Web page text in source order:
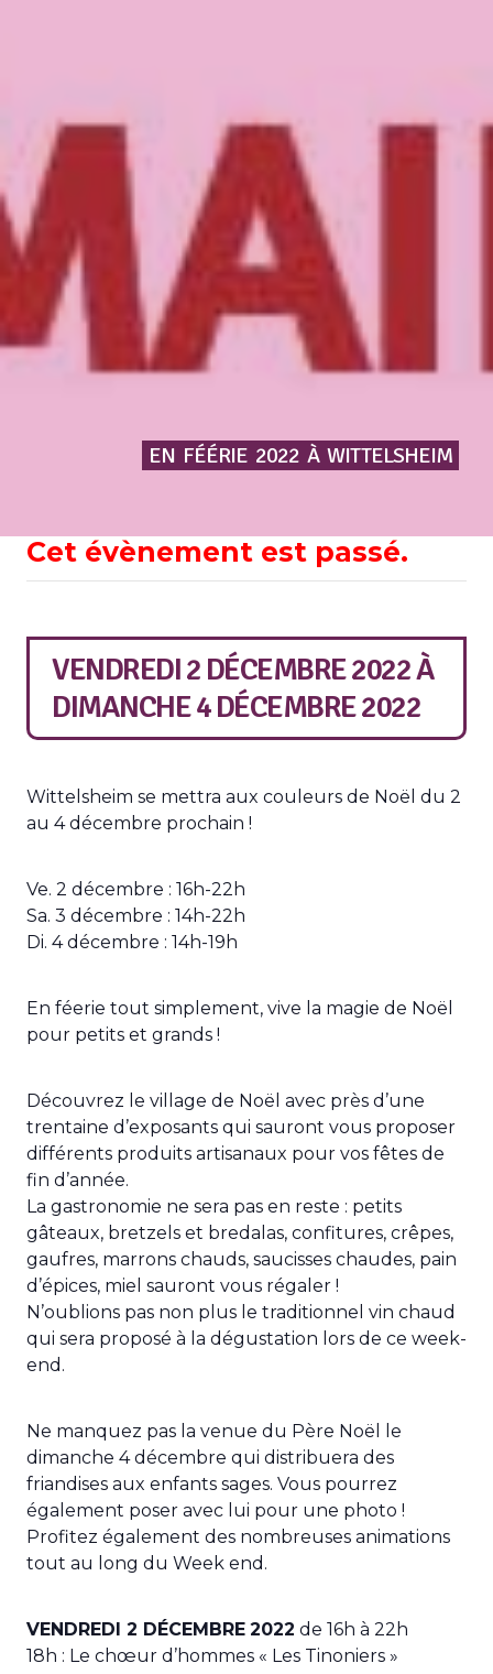
EN FÉÉRIE 2022 À WITTELSHEIM
Cet évènement est passé.
VENDREDI 2 DÉCEMBRE 2022À
DIMANCHE 4 DÉCEMBRE 2022
Wittelsheim se mettra aux couleurs de Noël du 2
au 4 décembre prochain !
Ve. 2 décembre : 16h-22h
Sa. 3 décembre : 14h-22h
Di. 4 décembre : 14h-19h
En féerie tout simplement, vive la magie de Noël
pour petits et grands !
Découvrez le village de Noël avec près d’une
trentaine d’exposants qui sauront vous proposer
différents produits artisanaux pour vos fêtes de
fin d’année.
La gastronomie ne sera pas en reste : petits
gâteaux, bretzels et bredalas, confitures, crêpes,
gaufres, marrons chauds, saucisses chaudes, pain
d’épices, miel sauront vous régaler !
N’oublions pas non plus le traditionnel vin chaud
qui sera proposé à la dégustation lors de ce week-
end.
Ne manquez pas la venue du Père Noël le
dimanche 4 décembre qui distribuera des
friandises aux enfants sages. Vous pourrez
également poser avec lui pour une photo !
Profitez également des nombreuses animations
tout au long du Week end.
VENDREDI 2 DÉCEMBRE 2022 de 16h à 22h
18h : Le chœur d’hommes « Les Tinoniers »